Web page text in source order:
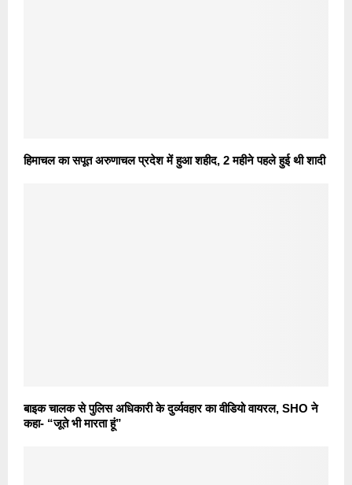
हिमाचल का सपूत अरुणाचल प्रदेश में हुआ शहीद, 2 महीने पहले हुई थी शादी
बाइक चालक से पुलिस अधिकारी के दुर्व्यवहार का वीडियो वायरल, SHO ने
कहा- “जूते भी मारता हूं”